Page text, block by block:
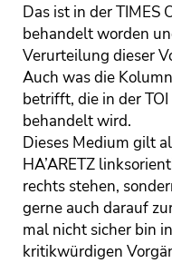
Das ist in der TIMES
behandelt worden
Verurteilung dieser
Auch was die
betrifft, die in der
behandelt wird.
Dieses Medium gilt
HA’ARETZ
rechts stehen,
gerne auch darauf
mal nicht sicher bin
kritikwürdigen